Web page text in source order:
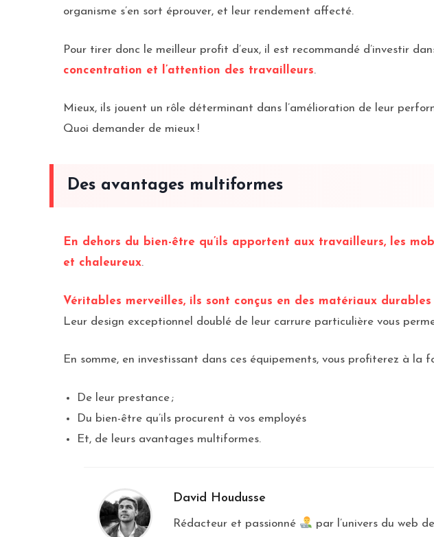
organisme s’en sort éprouver, et leur rendement affecté.
Pour tirer donc le meilleur profit d’eux, il est recommandé d’investir
concentration et l’attention des travailleurs.
Mieux, ils jouent un rôle déterminant dans l’amélioration de leur
Quoi demander de mieux !
Des avantages multiformes
En dehors du bien-être qu’ils apportent aux travailleurs, les
et chaleureux.
Véritables merveilles, ils sont conçus en des matériaux
Leur design exceptionnel doublé de leur carrure particulière vous
En somme, en investissant dans ces équipements, vous profiterez à la
De leur prestance ;
Du bien-être qu’ils procurent à vos employés
Et, de leurs avantages multiformes.
David Houdusse
Rédacteur et passionné par l’univers du web